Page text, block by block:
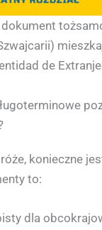
de
konieczne
to:
dla